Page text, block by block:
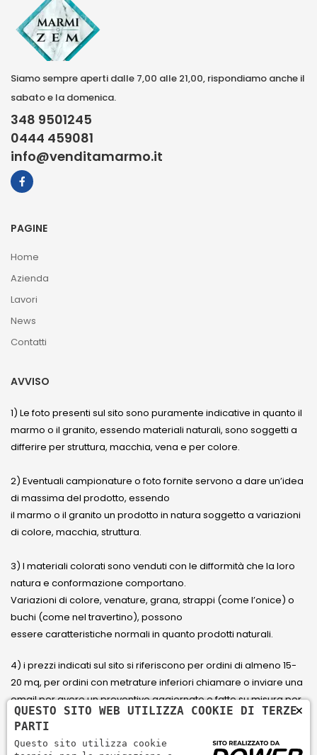
Siamo sempre aperti dalle 7,00 alle 21,00, rispondiamo anche il
sabato e la domenica.
348 9501245
0444 459081
info@venditamarmo.it
PAGINE
Home
Azienda
Lavori
News
Contatti
AVVISO
1) Le foto presenti sul sito sono puramente indicative in quanto il
marmo o il granito, essendo materiali naturali, sono soggetti a
differire per struttura, macchia, vena e per colore.
2) Eventuali campionature o foto fornite servono a dare un’idea
di massima del prodotto, essendo
il marmo o il granito un prodotto in natura soggetto a variazioni
di colore, macchia, struttura.
3) I materiali colorati sono venduti con le difformità che la loro
natura e conformazione comportano.
Variazioni di colore, venature, grana, strappi (come l’onice) o
buchi (come nel travertino), possono
essere caratteristiche normali in quanto prodotti naturali.
4) i prezzi indicati sul sito si riferiscono per ordini di almeno 15-
20 mq, per ordini con metrature inferiori chiamare o inviare una
email per avere un preventivo aggiornato e fatto su misura per
il cliente.
5) Paga con Carta di credito Visa, Visa Electron, Maestro,
×
QUESTO SITO WEB UTILIZZA COOKIE DI TERZE
PARTI
Questo sito utilizza cookie